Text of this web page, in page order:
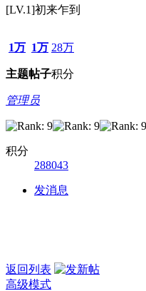
[LV.1]初来乍到
1万
主题
1万
帖子
28万
积分
管理员
积分
288043
发消息
返回列表
高级模式